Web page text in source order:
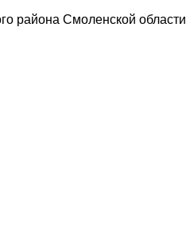
района Смоленской области